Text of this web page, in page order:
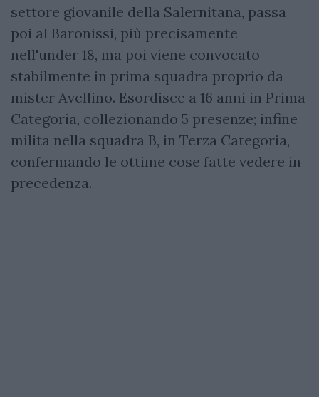
settore giovanile della Salernitana, passa
poi al Baronissi, più precisamente
nell'under 18, ma poi viene convocato
stabilmente in prima squadra proprio da
mister Avellino. Esordisce a 16 anni in Prima
Categoria, collezionando 5 presenze; infine
milita nella squadra B, in Terza Categoria,
confermando le ottime cose fatte vedere in
precedenza.